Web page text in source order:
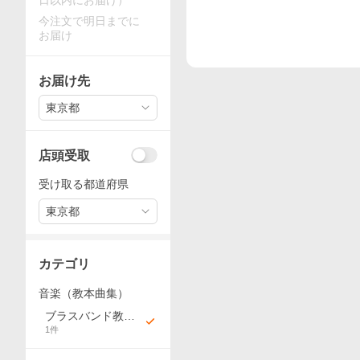
今注文で明日までに
お届け
お届け先
東京都
店頭受取
受け取る都道府県
東京都
カテゴリ
音楽（教本曲集）
ブラスバンド教本
曲集
1件